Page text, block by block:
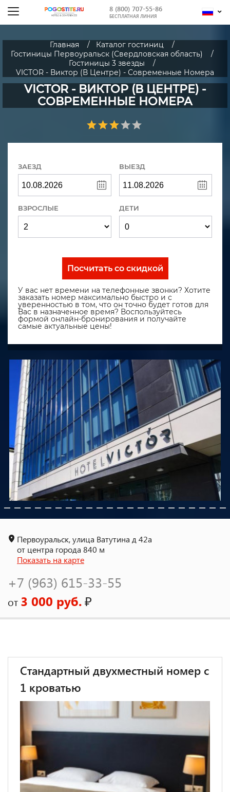
8 (800) 707-55-86
БЕСПЛАТНАЯ ЛИНИЯ
Главная
Каталог гостиниц
Гостиницы Первоуральск (Свердловская область)
Гостиницы 3 звезды
VICTOR - Виктор (В Центре) - Современные Номера
VICTOR - ВИКТОР (В ЦЕНТРЕ) -
СОВРЕМЕННЫЕ НОМЕРА
ЗАЕЗД ВЫЕЗД
ВЗРОСЛЫЕ ДЕТИ
Посчитать со скидкой
У вас нет времени на телефонные звонки? Хотите
заказать номер максимально быстро и с
уверенностью в том, что он точно будет готов для
Вас в назначенное время? Воспользуйтесь
формой онлайн-бронирования и получайте
самые актуальные цены!
Первоуральск, улица Ватутина д 42а
от центра города 840 м
Показать на карте
+7 (963) 615-33-55
от 3 000 руб.₽
Стандартный двухместный номер с
1 кроватью